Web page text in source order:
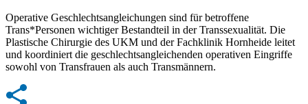
Operative Geschlechtsangleichungen sind für betroffene
Trans*Personen wichtiger Bestandteil in der Transsexualität. Die
Plastische Chirurgie des UKM und der Fachklinik Hornheide leitet
und koordiniert die geschlechtsangleichenden operativen Eingriffe
sowohl von Transfrauen als auch Transmännern.